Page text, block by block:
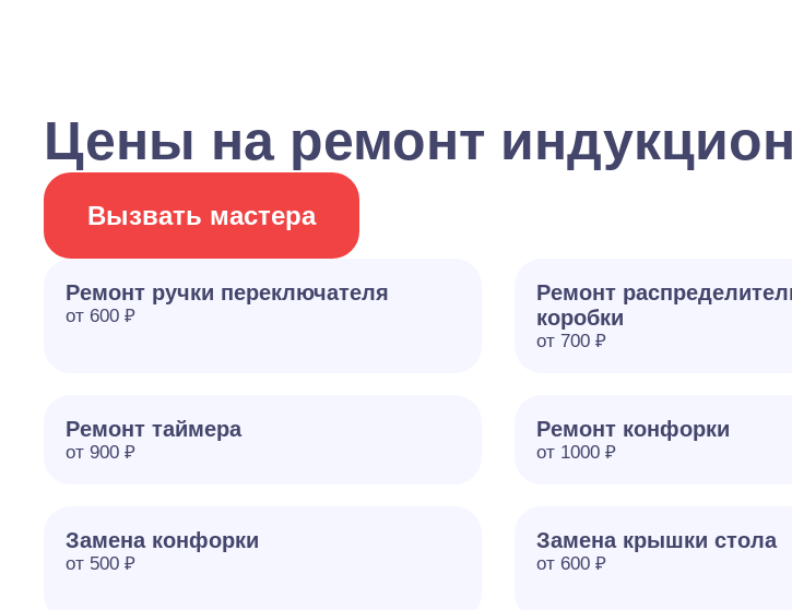
Цены на ремонт
Вызвать мастера
Ремонт ручки переключателя
от 600 ₽
Ремонт
коробки
от 700 ₽
Ремонт таймера
от 900 ₽
Ремонт конфорки
от 1000 ₽
Замена конфорки
от 500 ₽
Замена крышки стола
от 600 ₽